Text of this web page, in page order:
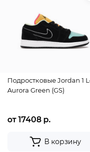
Подростковые Jordan 1
Aurora Green (GS)
от 17408 р.
В корзину